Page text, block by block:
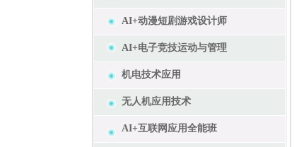
AI+动漫短剧游戏设计师
AI+电子竞技运动与管理
机电技术应用
无人机应用技术
AI+互联网应用全能班